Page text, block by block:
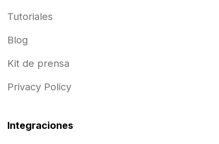
Tutoriales
Blog
Kit de prensa
Privacy Policy
Integraciones